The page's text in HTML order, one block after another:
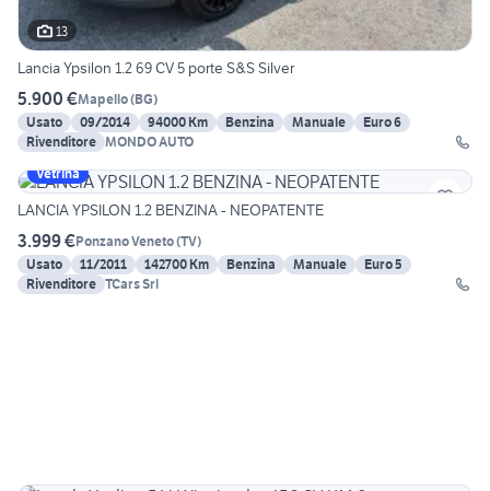
13
Lancia Ypsilon 1.2 69 CV 5 porte S&S Silver
5.900 €Mapello(BG)
Usato
09/2014 94000 Km Benzina Manuale
Euro 6
Rivenditore MONDO AUTO
Vetrina
LANCIA YPSILON 1.2 BENZINA - NEOPATENTE
3.999 €Ponzano Veneto(TV)
Usato
11/2011 142700 Km Benzina Manuale
Euro 5
Rivenditore TCars Srl